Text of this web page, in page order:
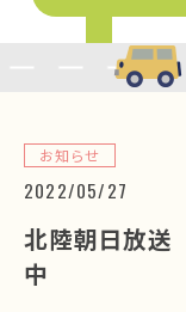
お知らせ
2022/05/27
北陸朝日放
中